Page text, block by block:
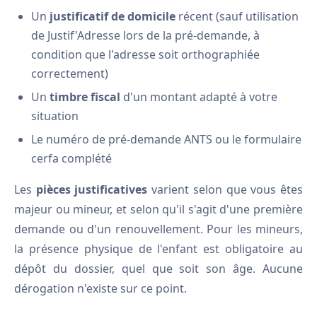
Un justificatif de domicile récent (sauf utilisation
de Justif'Adresse lors de la pré-demande, à
condition que l'adresse soit orthographiée
correctement)
Un timbre fiscal d'un montant adapté à votre
situation
Le numéro de pré-demande ANTS ou le formulaire
cerfa complété
Les pièces justificatives varient selon que vous êtes
majeur ou mineur, et selon qu'il s'agit d'une première
demande ou d'un renouvellement. Pour les mineurs,
la présence physique de l'enfant est obligatoire au
dépôt du dossier, quel que soit son âge. Aucune
dérogation n'existe sur ce point.